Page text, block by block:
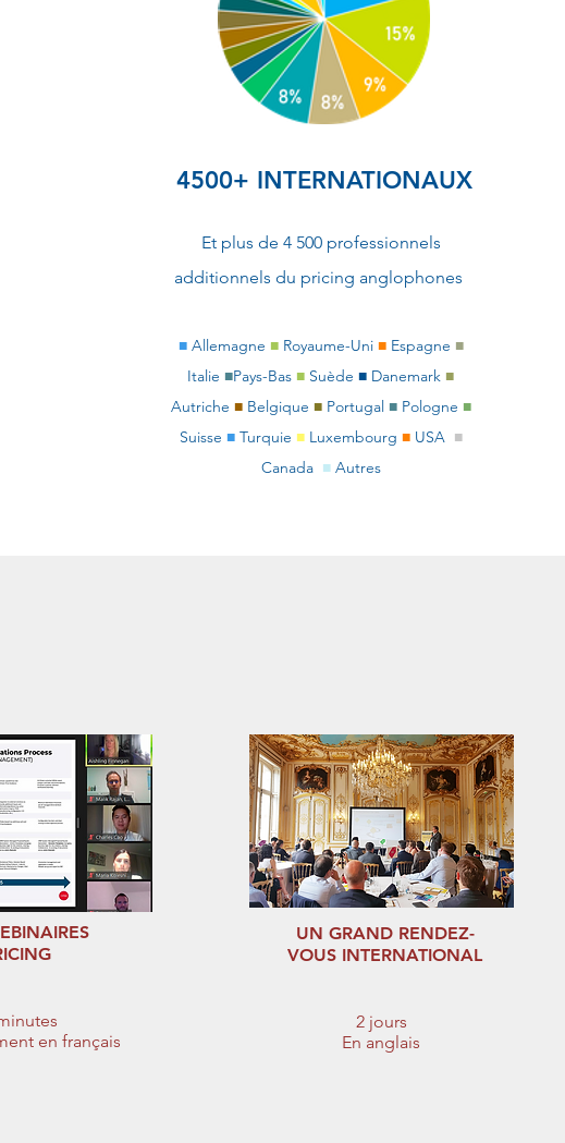
4500+ INTERNATIONAUX
Et plus de 4 500 professionnels
additionnels du pricing anglophones
■ Allemagne ■ Royaume-Uni ■ Espagne ■
Italie■Pays-Bas■ Suède ■ Danemark■
Autriche ■ Belgique ■Portugal ■Pologne ■
Suisse ■Turquie ■Luxembourg ■USA ■
Canada ■Autres
en français
UN GRAND RENDEZ-
VOUS INTERNATIONAL
2 jours
En anglais